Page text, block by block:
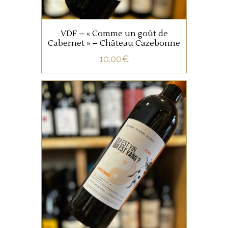
AJOUTER AU PANIER
VDF – « Comme un goût de
Cabernet » – Château Cazebonne
10.00€
BORDEAUX VIN DE FRANCE
Et si on vinifiait ensemble des
blancs et des rouges ? Un
assemblage de 60% de
merlot, 40% de sauvignon. Du
fruit et du plaisir !
AJOUTER AU PANIER